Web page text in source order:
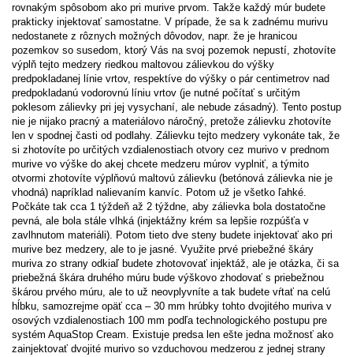
rovnakým spôsobom ako pri murive prvom. Takže každý múr budete
prakticky injektovať samostatne. V prípade, že sa k zadnému murivu
nedostanete z rôznych možných dôvodov, napr. že je hranicou
pozemkov so susedom, ktorý Vás na svoj pozemok nepustí, zhotovíte
výplň tejto medzery riedkou maltovou zálievkou do výšky
predpokladanej línie vrtov, respektíve do výšky o pár centimetrov nad
predpokladanú vodorovnú líniu vrtov (je nutné počítať s určitým
poklesom zálievky pri jej vysychaní, ale nebude zásadný). Tento postup
nie je nijako pracný a materiálovo náročný, pretože zálievku zhotovíte
len v spodnej časti od podlahy. Zálievku tejto medzery vykonáte tak, že
si zhotovíte po určitých vzdialenostiach otvory cez murivo v prednom
murive vo výške do akej chcete medzeru múrov vyplniť, a týmito
otvormi zhotovíte výplňovú maltovú zálievku (betónová zálievka nie je
vhodná) napríklad nalievaním kanvíc. Potom už je všetko ľahké.
Počkáte tak cca 1 týždeň až 2 týždne, aby zálievka bola dostatočne
pevná, ale bola stále vlhká (injektážny krém sa lepšie rozpúšťa v
zavlhnutom materiáli). Potom tieto dve steny budete injektovať ako pri
murive bez medzery, ale to je jasné. Využite prvé priebežné škáry
muriva zo strany odkiaľ budete zhotovovať injektáž, ale je otázka, či sa
priebežná škára druhého múru bude výškovo zhodovať s priebežnou
škárou prvého múru, ale to už neovplyvníte a tak budete vŕtať na celú
hĺbku, samozrejme opäť cca – 30 mm hrúbky tohto dvojitého muriva v
osových vzdialenostiach 100 mm podľa technologického postupu pre
systém AquaStop Cream. Existuje predsa len ešte jedna možnosť ako
zainjektovať dvojité murivo so vzduchovou medzerou z jednej strany